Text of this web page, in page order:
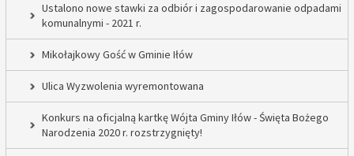
Ustalono nowe stawki za odbiór i zagospodarowanie odpadami
komunalnymi - 2021 r.
Mikołajkowy Gość w Gminie Iłów
Ulica Wyzwolenia wyremontowana
Konkurs na oficjalną kartkę Wójta Gminy Iłów - Święta Bożego
Narodzenia 2020 r. rozstrzygnięty!